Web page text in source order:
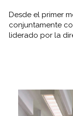
Desde el primer
conjuntamente
liderado por la